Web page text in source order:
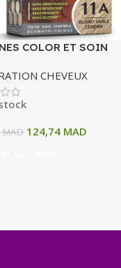
COLOR ET SOIN
SABLE CENDRE 135
CHEVEUX
MAD 124,74 MAD